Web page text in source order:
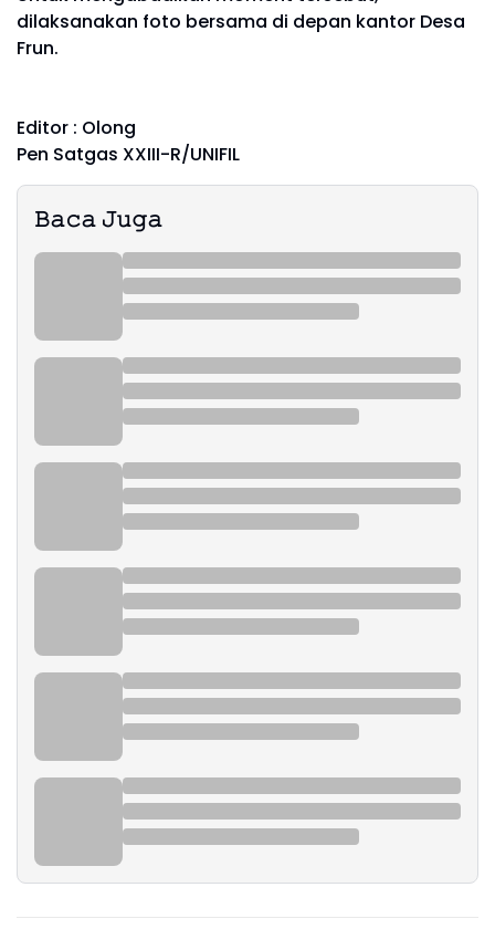
dilaksanakan foto bersama di depan kantor Desa
Frun.
Editor : Olong
Pen Satgas XXIII-R/UNIFIL
𝙱𝚊𝚌𝚊 𝙹𝚞𝚐𝚊